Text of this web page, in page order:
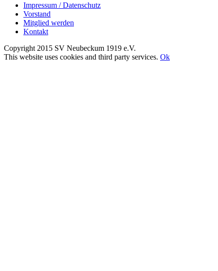
Impressum / Datenschutz
Vorstand
Mitglied werden
Kontakt
Copyright 2015 SV Neubeckum 1919 e.V.
Facebook
E-
Toggle
This website uses cookies and third party services. Ok